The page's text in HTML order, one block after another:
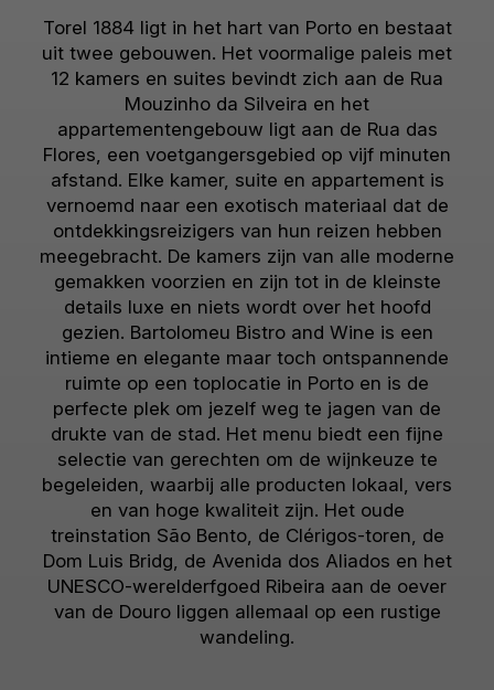
Torel 1884 ligt in het hart van Porto en bestaat
uit twee gebouwen. Het voormalige paleis met
12 kamers en suites bevindt zich aan de Rua
Mouzinho da Silveira en het
appartementengebouw ligt aan de Rua das
Flores, een voetgangersgebied op vijf minuten
afstand. Elke kamer, suite en appartement is
vernoemd naar een exotisch materiaal dat de
ontdekkingsreizigers van hun reizen hebben
meegebracht. De kamers zijn van alle moderne
gemakken voorzien en zijn tot in de kleinste
details luxe en niets wordt over het hoofd
gezien. Bartolomeu Bistro and Wine is een
intieme en elegante maar toch ontspannende
ruimte op een toplocatie in Porto en is de
perfecte plek om jezelf weg te jagen van de
drukte van de stad. Het menu biedt een fijne
selectie van gerechten om de wijnkeuze te
begeleiden, waarbij alle producten lokaal, vers
en van hoge kwaliteit zijn. Het oude
treinstation São Bento, de Clérigos-toren, de
Dom Luis Bridg, de Avenida dos Aliados en het
UNESCO-werelderfgoed Ribeira aan de oever
van de Douro liggen allemaal op een rustige
wandeling.